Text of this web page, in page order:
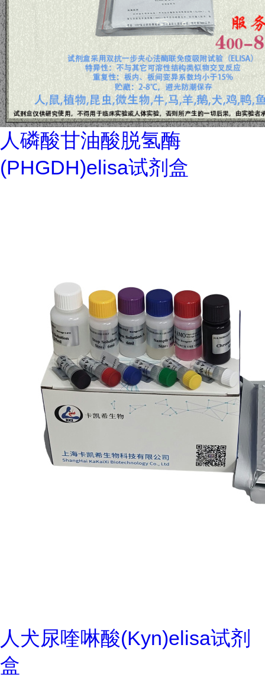
人磷酸甘油酸脱氢酶
(PHGDH)elisa试剂盒
人犬尿喹啉酸(Kyn)elisa试剂
盒